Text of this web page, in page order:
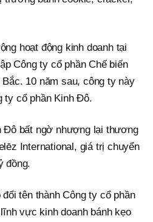
hoạt động kinh doanh tại
Công ty cổ phần Chế biến
10 năm sau, công ty này
ty cổ phần Kinh Đô.
Đô bất ngờ nhượng lại thương
International, giá trị chuyển
đồng.
tên thành Công ty cổ phần
vực kinh doanh bánh kẹo